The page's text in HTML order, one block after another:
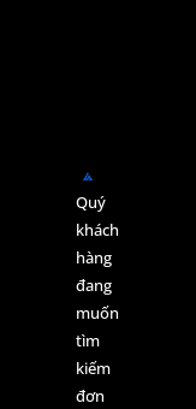
Quý
khách
hàng
đang
muốn
tìm
kiếm
đơn